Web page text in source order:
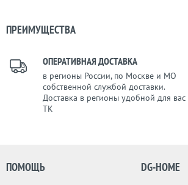
ПРЕИМУЩЕСТВА
ОПЕРАТИВНАЯ ДОСТАВКА
в регионы России, по Москве и МО
собственной службой доставки.
Доставка в регионы удобной для вас
ТК
ПОМОЩЬ DG-HOME